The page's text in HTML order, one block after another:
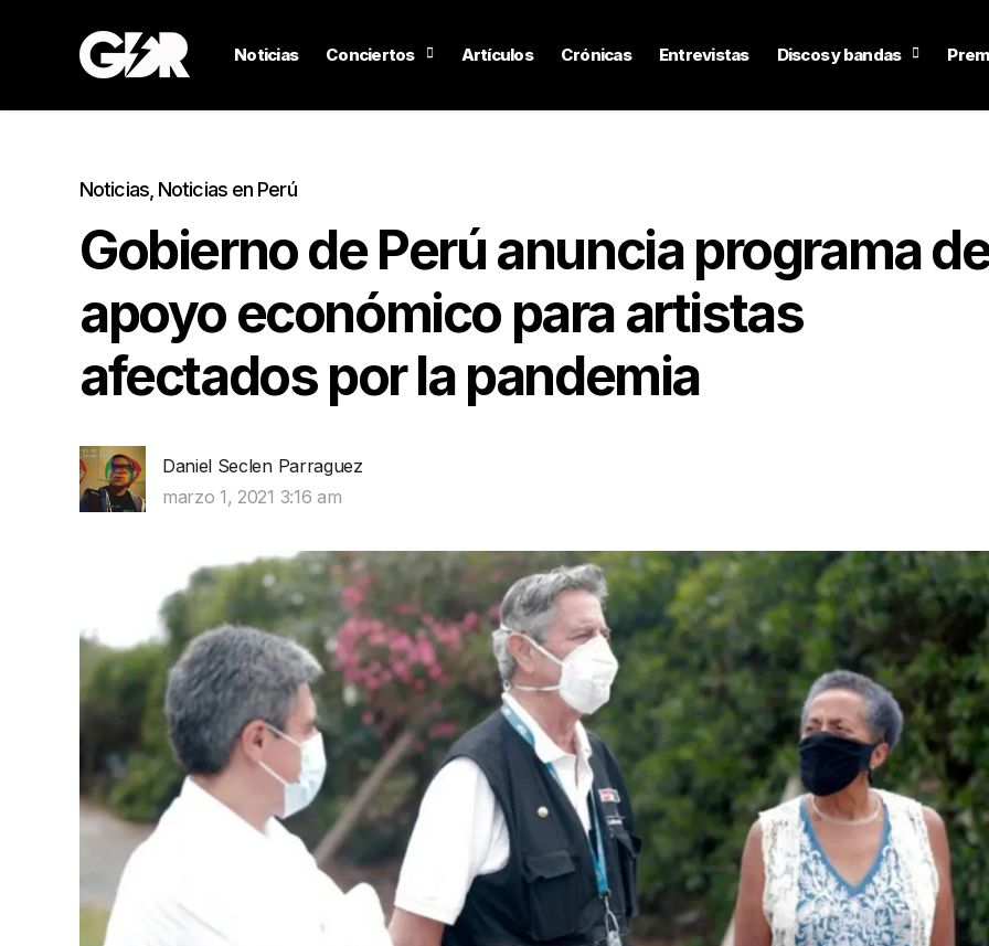
Noticias Conciertos Artículos Crónicas Entrevistas Discos y bandas
Noticias, Noticias en Perú
Gobierno de Perú anuncia programa
apoyo económico para artistas
afectados por la pandemia
Daniel Seclen Parraguez
marzo 1, 2021 3:16 am